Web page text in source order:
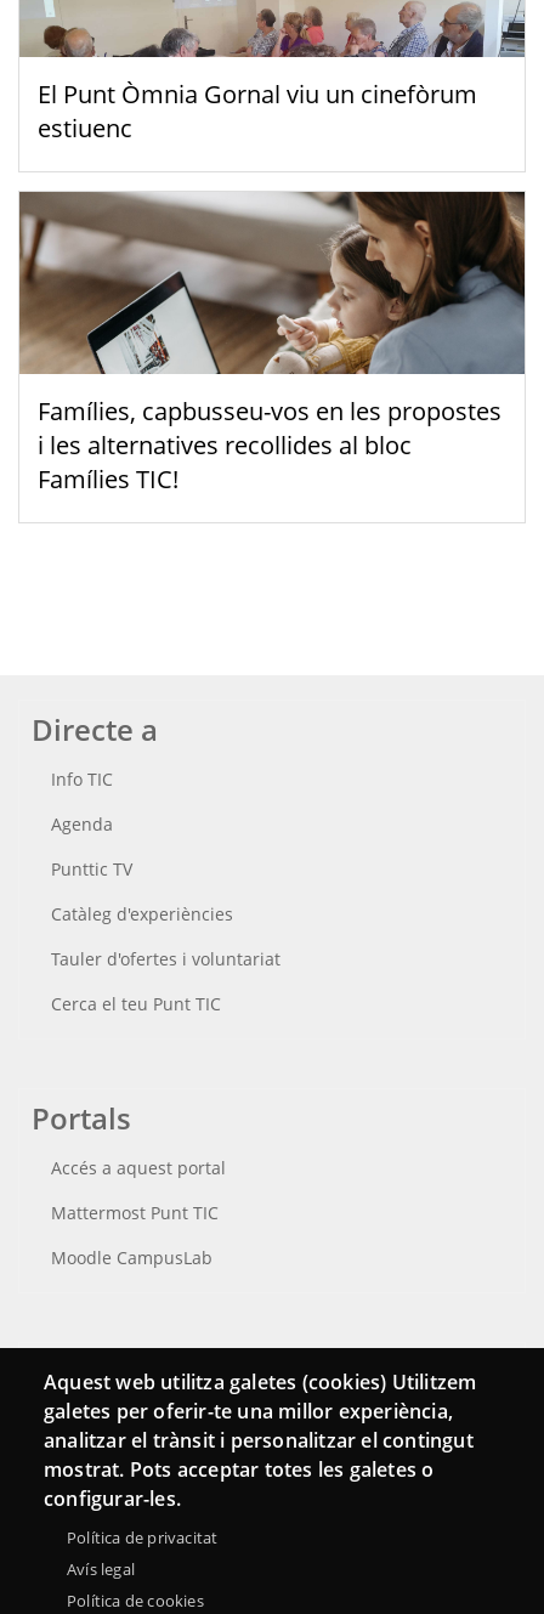
El Punt Òmnia Gornal viu un cinefòrum
estiuenc
Famílies, capbusseu-vos en les propostes
i les alternatives recollides al bloc
Famílies TIC!
Directe a
Info TIC
Agenda
Punttic TV
Catàleg d'experiències
Tauler d'ofertes i voluntariat
Cerca el teu Punt TIC
Portals
Accés a aquest portal
Mattermost Punt TIC
Moodle CampusLab
Connecta
Bustia de contacte
Butlletins
Aquest web utilitza galetes (cookies) Utilitzem
galetes per oferir-te una millor experiència,
analitzar el trànsit i personalitzar el contingut
mostrat. Pots acceptar totes les galetes o
configurar-les.
Política de privacitat
Avís legal
Política de cookies